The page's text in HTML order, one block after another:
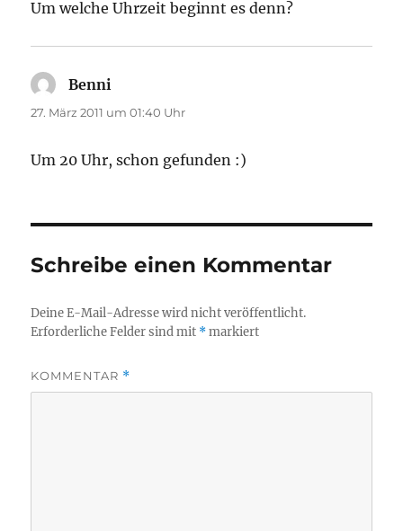
Um welche Uhrzeit beginnt es denn?
Benni
27. März 2011 um 01:40 Uhr
Um 20 Uhr, schon gefunden :)
Schreibe einen Kommentar
Deine E-Mail-Adresse wird nicht veröffentlicht.
Erforderliche Felder sind mit *markiert
KOMMENTAR *